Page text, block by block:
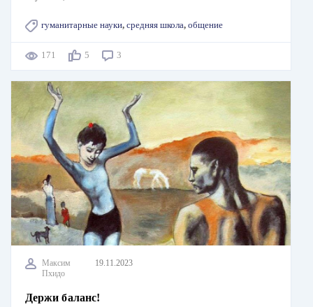
гуманитарные науки, средняя школа, общение
171 5 3
Максим
Пхидо
19.11.2023
Держи баланс!